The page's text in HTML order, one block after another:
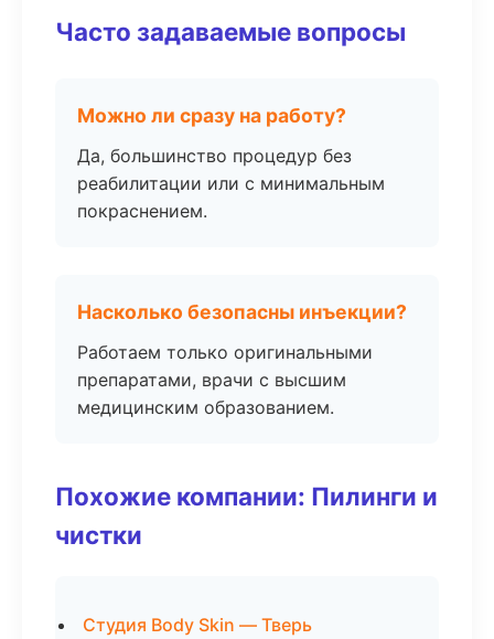
Часто задаваемые вопросы
Можно ли сразу на работу?
Да, большинство процедур без
реабилитации или с минимальным
покраснением.
Насколько безопасны инъекции?
Работаем только оригинальными
препаратами, врачи с высшим
медицинским образованием.
Похожие компании: Пилинги и
чистки
Студия Body Skin — Тверь